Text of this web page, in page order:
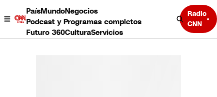
PaísMundoNegocios
Podcast y Programas completos
Futuro 360CulturaServicios
Radio
CNN